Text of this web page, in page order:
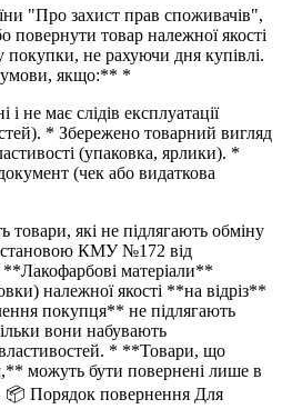
"Про захист прав споживачів",
повернути товар належної якості
покупки, не рахуючи дня купівлі.
якщо:** *
не має слідів експлуатації
* Збережено товарний вигляд
(упаковка, ярлики). *
(чек або видаткова
товари, які не підлягають обміну
КМУ №172 від
матеріали**
належної якості **на відріз**
покупця** не підлягають
вони набувають
* **Товари, що
можуть бути повернені лише в
📦 Порядок повернення Для